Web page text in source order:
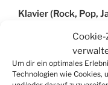
Um dir ein optimales
Technologien wie Cookies,
Klavier (Rock, Pop,
Gehörbildung,
privater